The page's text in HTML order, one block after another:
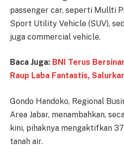
passenger car, seperti Mullti
Sport Utility Vehicle (SUV),
juga commercial vehicle.
Baca Juga: BNI Terus
Raup Laba Fantastis,
Gondo Handoko, Regional
Area Jabar, menambahkan,
kini, pihaknya mengaktifkan
tanah air.